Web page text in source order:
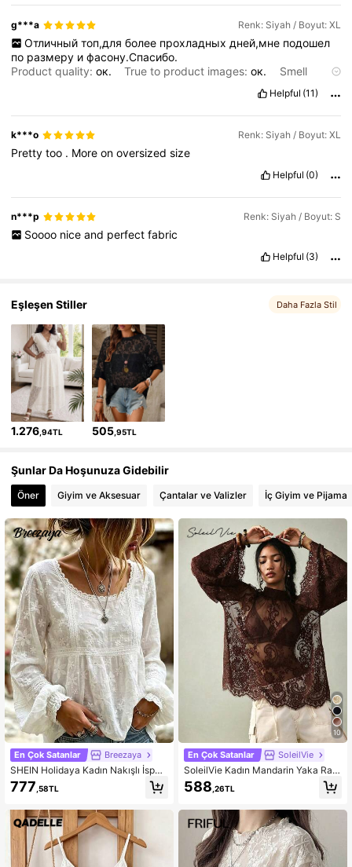
g***a Renk: Siyah / Boyut: XL
Отличный топ,для более прохладных дней,мне подошел
по размеру ифасону.Спасибо.
Product quality:ок. True to product images:ок.
Smell
Helpful (11)
k***o Renk: Siyah / Boyut: XL
Prettytoo . Moreonoversizedsize
Helpful (0)
n***p Renk: Siyah / Boyut: S
Soooo nice and perfect fabric
Helpful (3)
Eşleşen Stiller Daha Fazla Stil
1.276 ,94TL 505 ,95TL
Şunlar Da Hoşunuza Gidebilir
Öner Giyim ve Aksesuar Çantalar ve Valizler İç Giyim ve Pijama
En Çok Satanlar Breezaya
SHEIN Holidaya Kadın Nakışlı İspan
yol Kollu Fransız Tarzı Şeffaf Bluz
777 ,58TL
10
En Çok Satanlar SoleilVie
SoleilVie Kadın Mandarin Yaka Ragl
an Kollu Şık Üst
588 ,26TL